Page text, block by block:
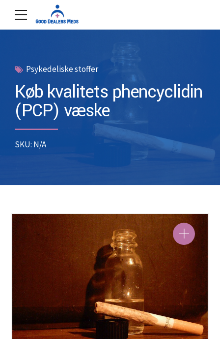
Psykedeliske stoffer
Køb kvalitets phencyclidin
(PCP) væske
SKU: N/A